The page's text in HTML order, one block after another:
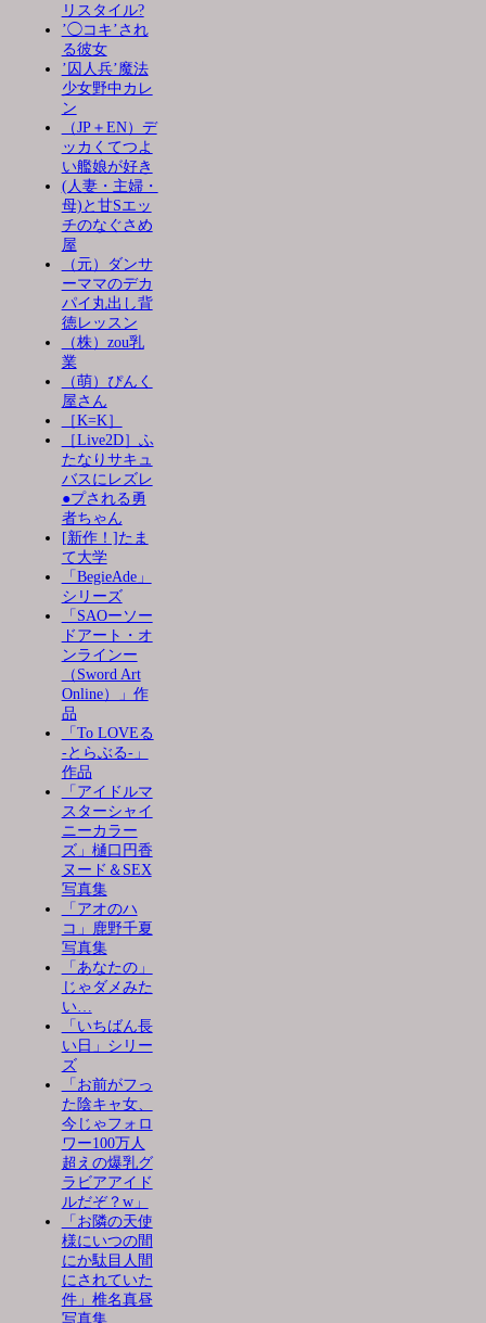
リスタイル?
’◯コキ’され
る彼女
’囚人兵’魔法
少女野中カレ
ン
（JP＋EN）デ
ッカくてつよ
い艦娘が好き
(人妻・主婦・
母)と甘Sエッ
チのなぐさめ
屋
（元）ダンサ
ーママのデカ
パイ丸出し背
徳レッスン
（株）zou乳
業
（萌）ぴんく
屋さん
［K=K］
［Live2D］ふ
たなりサキュ
バスにレズレ
●プされる勇
者ちゃん
[新作！]たま
て大学
「BegieAde」
シリーズ
「SAOーソー
ドアート・オ
ンラインー
（Sword Art
Online）」作
品
「To LOVEる
-とらぶる-」
作品
「アイドルマ
スターシャイ
ニーカラー
ズ」樋口円香
ヌード＆SEX
写真集
「アオのハ
コ」鹿野千夏
写真集
「あなたの」
じゃダメみた
い…
「いちばん長
い日」シリー
ズ
「お前がフっ
た陰キャ女、
今じゃフォロ
ワー100万人
超えの爆乳グ
ラビアアイド
ルだぞ？w」
「お隣の天使
様にいつの間
にか駄目人間
にされていた
件」椎名真昼
写真集